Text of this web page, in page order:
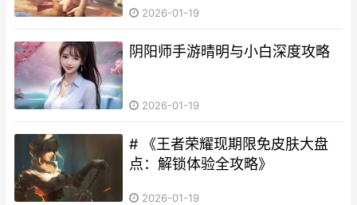
2026-01-19
阴阳师手游晴明与小白深度攻略
2026-01-19
# 《王者荣耀现期限免皮肤大盘
点：解锁体验全攻略》
2026-01-19